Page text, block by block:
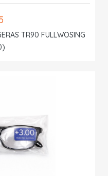
TR90 FULLWOSING